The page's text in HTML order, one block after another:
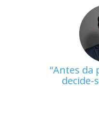
Antes da
decide-